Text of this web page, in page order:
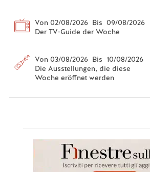
Von 02/08/2026 Bis 09/08/2026
Der TV-Guide der Woche
Von 03/08/2026 Bis 10/08/2026
Die Ausstellungen, die diese
Woche eröffnet werden